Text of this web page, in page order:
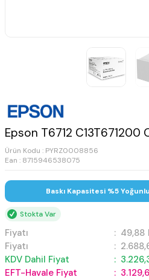
Epson T6712 C13T671200
Ürün Kodu : PYRZ0008856
Ean : 8715946538075
Baskı Kapasitesi %5
Stokta Var
Fiyatı : 49,88
Fiyatı
:
KDV Dahil Fiyat
:
EFT-Havale Fiyat
: